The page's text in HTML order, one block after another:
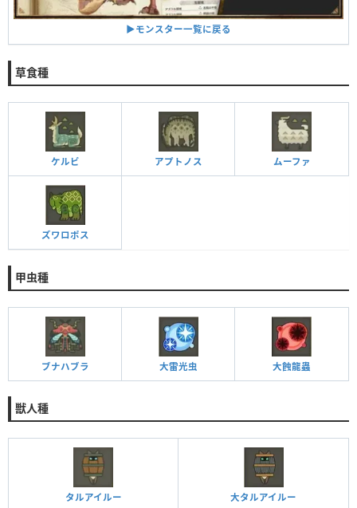
▶︎モンスター一覧に戻る
草食種
ケルビ アプトノス ムーファ
ズワロポス
甲虫種
ブナハブラ 大雷光虫 大蝕龍蟲
獣人種
タルアイルー 大タルアイルー